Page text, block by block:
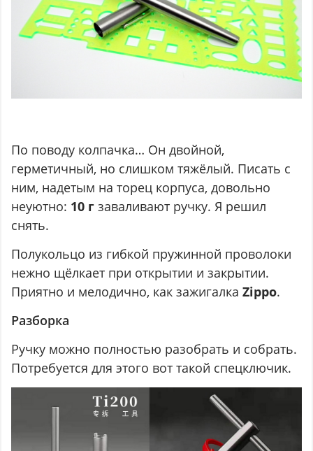
По поводу колпачка… Он двойной,
герметичный, но слишком тяжёлый. Писать с
ним, надетым на торец корпуса, довольно
неуютно: 10 г заваливают ручку. Я решил
снять.
Полукольцо из гибкой пружинной проволоки
нежно щёлкает при открытии и закрытии.
Приятно и мелодично, как зажигалкаZippo.
Разборка
Ручку можно полностью разобрать и собрать.
Потребуется для этого вот такой спецключик.